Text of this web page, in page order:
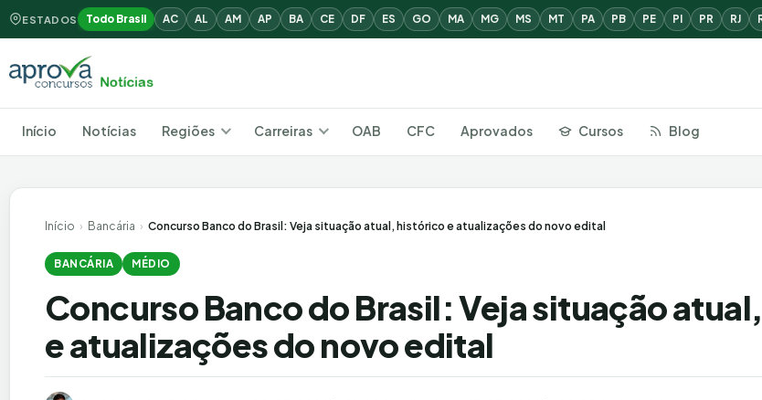
ESTADOS Todo Brasil AC AL AM AP BA CE DF ES GO MA MG MS MT PA PB PE PI PR RJ
Início Notícias Regiões Carreiras OAB CFC Aprovados Cursos Blog
Início › Bancária › Concurso Banco do Brasil: Veja situação atual, histórico e atualizações do novo edital
BANCÁRIA MÉDIO
Concurso Banco do Brasil: Veja situação
e atualizações do novo edital